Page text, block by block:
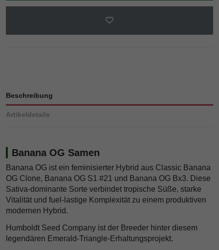
Beschreibung
Artikeldetails
Banana OG Samen
Banana OG ist ein feminisierter Hybrid aus Classic Banana
OG Clone, Banana OG S1 #21 und Banana OG Bx3. Diese
Sativa-dominante Sorte verbindet tropische Süße, starke
Vitalität und fuel-lastige Komplexität zu einem produktiven
modernen Hybrid.
Humboldt Seed Company ist der Breeder hinter diesem
legendären Emerald-Triangle-Erhaltungsprojekt.